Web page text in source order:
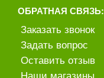
ОБРАТНАЯ СВЯЗЬ:
Заказать звонок
Задать вопрос
Оставить отзыв
Наши магазины